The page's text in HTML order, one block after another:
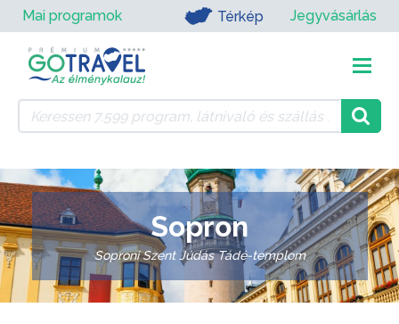
Mai programok Térkép Jegyvásárlás
Sopron
Soproni Szent Júdás Tádé-templom